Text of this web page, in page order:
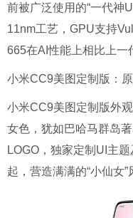
前被广泛使用的“一代神
11nm工艺，GPU支持
665在AI性能上相比上一
小米CC9美图定制版：
小米CC9美图定制版外
女色，犹如巴哈马群岛
LOGO，独家定制UI主
起，营造满满的“小仙女”